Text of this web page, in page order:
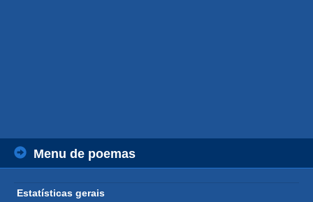
Menu de poemas
Estatísticas gerais